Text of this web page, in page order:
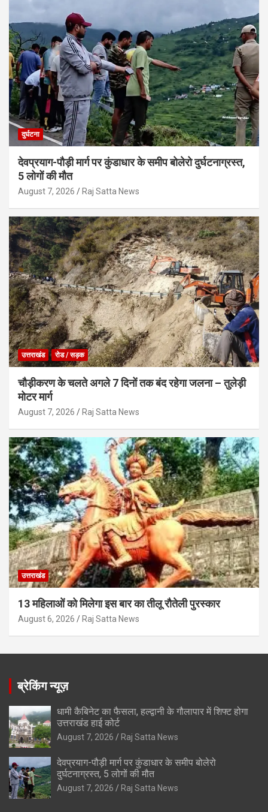
दुर्घटना
देवप्रयाग-पौड़ी मार्ग पर कुंडाधार के समीप बोलेरो दुर्घटनाग्रस्त,
5 लोगों की मौत
August 7, 2026 Raj Satta News
उत्तराखंड रोड / सड़क
चौड़ीकरण के चलते अगले 7 दिनों तक बंद रहेगा जलना – तुलेड़ी
मोटर मार्ग
August 7, 2026 Raj Satta News
उत्तराखंड
13 महिलाओं को मिलेगा इस बार का तीलू रौतेली पुरस्कार
August 6, 2026 Raj Satta News
ब्रेकिंग न्यूज़
धामी कैबिनेट का फैसला, हल्द्वानी के गौलापार में शिफ्ट होगा
उत्तराखंड हाई कोर्ट
August 7, 2026 Raj Satta News
देवप्रयाग-पौड़ी मार्ग पर कुंडाधार के समीप बोलेरो
दुर्घटनाग्रस्त, 5 लोगों की मौत
August 7, 2026 Raj Satta News